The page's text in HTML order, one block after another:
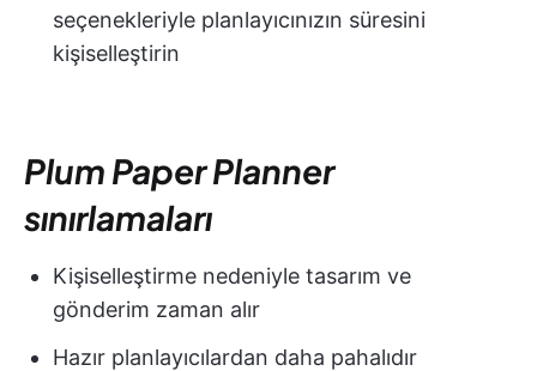
seçenekleriyle planlayıcınızın süresini
kişiselleştirin
Plum Paper Planner
sınırlamaları
Kişiselleştirme nedeniyle tasarım ve
gönderim zaman alır
Hazır planlayıcılardan daha pahalıdır